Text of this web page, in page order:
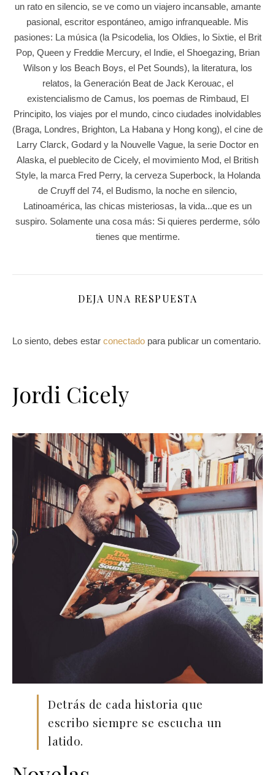
un rato en silencio, se ve como un viajero incansable, amante
pasional, escritor espontáneo, amigo infranqueable. Mis
pasiones: La música (la Psicodelia, los Oldies, lo Sixtie, el Brit
Pop, Queen y Freddie Mercury, el Indie, el Shoegazing, Brian
Wilson y los Beach Boys, el Pet Sounds), la literatura, los
relatos, la Generación Beat de Jack Kerouac, el
existencialismo de Camus, los poemas de Rimbaud, El
Principito, los viajes por el mundo, cinco ciudades inolvidables
(Braga, Londres, Brighton, La Habana y Hong kong), el cine de
Larry Clarck, Godard y la Nouvelle Vague, la serie Doctor en
Alaska, el pueblecito de Cicely, el movimiento Mod, el British
Style, la marca Fred Perry, la cerveza Superbock, la Holanda
de Cruyff del 74, el Budismo, la noche en silencio,
Latinoamérica, las chicas misteriosas, la vida...que es un
suspiro. Solamente una cosa más: Si quieres perderme, sólo
tienes que mentirme.
DEJA UNA RESPUESTA
Lo siento, debes estar conectado para publicar un comentario.
Jordi Cicely
Detrás de cada historia que
escribo siempre se escucha un
latido.